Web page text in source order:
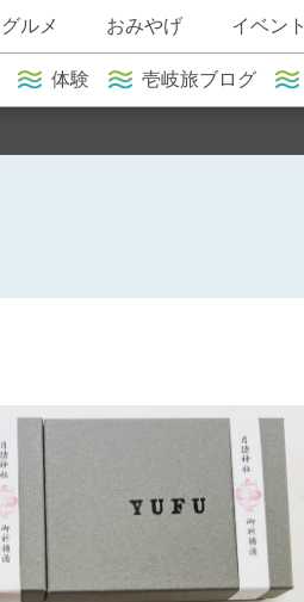
グルメ おみやげ イベント
体験 壱岐旅ブログ